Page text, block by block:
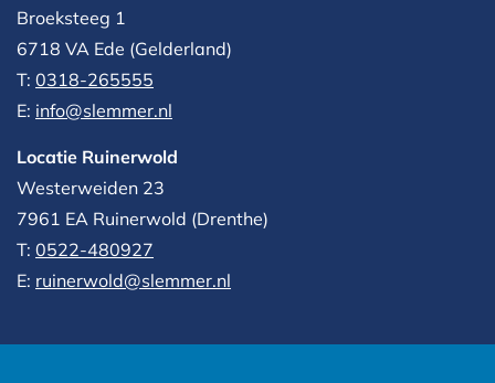
Broeksteeg 1
6718 VA Ede (Gelderland)
T: 0318-265555
E: info@slemmer.nl
Locatie Ruinerwold
Westerweiden 23
7961 EA Ruinerwold (Drenthe)
T: 0522-480927‬
E: ruinerwold@slemmer.nl